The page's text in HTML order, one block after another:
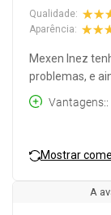
Qualidade:
Aparência:
Mexen Inez
problemas, e
Vantagens:
Mostrar
A